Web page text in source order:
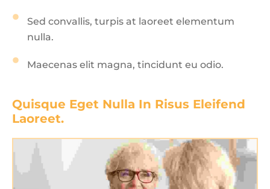
Sed convallis, turpis at laoreet elementum
nulla.
Maecenas elit magna, tincidunt eu odio.
Quisque Eget Nulla In Risus Eleifend
Laoreet.